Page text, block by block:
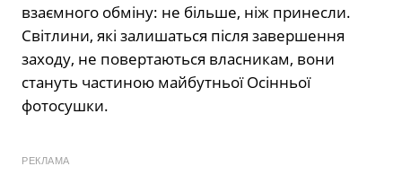
взаємного обміну: не більше, ніж принесли.
Світлини, які залишаться після завершення
заходу, не повертаються власникам, вони
стануть частиною майбутньої Осінньої
фотосушки.
РЕКЛАМА